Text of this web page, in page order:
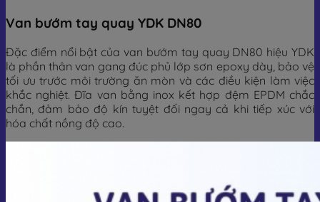
Van bướm tay quay YDK DN80
Đặc điểm nổi bật của van bướm tay quay DN80 hiệu YDK
là phần thân van gang đúc phủ lớp sơn epoxy dày, bảo vệ
tối ưu trước môi trường ăn mòn và các điều kiện làm việc
khắc nghiệt. Đĩa van bằng inox kết hợp đệm EPDM chắc
chắn, đảm bảo độ kín tuyệt đối ngay cả khi tiếp xúc với
hóa chất nồng độ cao.